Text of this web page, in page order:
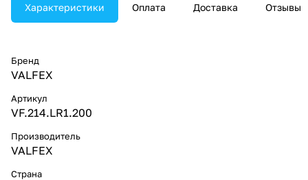
Характеристики Оплата Доставка Отзывы
Бренд
VALFEX
Артикул
VF.214.LR1.200
Производитель
VALFEX
Страна